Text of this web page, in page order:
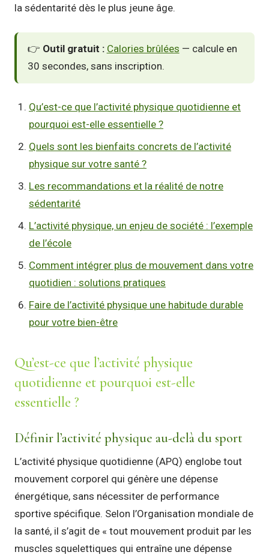
la sédentarité dès le plus jeune âge.
👉 Outil gratuit : Calories brûlées — calcule en
30 secondes, sans inscription.
Qu’est-ce que l’activité physique quotidienne et
pourquoi est-elle essentielle ?
Quels sont les bienfaits concrets de l’activité
physique sur votre santé ?
Les recommandations et la réalité de notre
sédentarité
L’activité physique, un enjeu de société : l’exemple
de l’école
Comment intégrer plus de mouvement dans votre
quotidien : solutions pratiques
Faire de l’activité physique une habitude durable
pour votre bien-être
Qu’est-ce que l’activité physique
quotidienne et pourquoi est-elle
essentielle ?
Définir l’activité physique au-delà du sport
L’activité physique quotidienne (APQ) englobe tout
mouvement corporel qui génère une dépense
énergétique, sans nécessiter de performance
sportive spécifique. Selon l’Organisation mondiale de
la santé, il s’agit de « tout mouvement produit par les
muscles squelettiques qui entraîne une dépense